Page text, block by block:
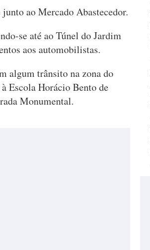
ao Mercado Abastecedor.
se até ao Túnel do Jardim
aos automobilistas.
algum trânsito na zona do
Escola Horácio Bento de
Monumental.